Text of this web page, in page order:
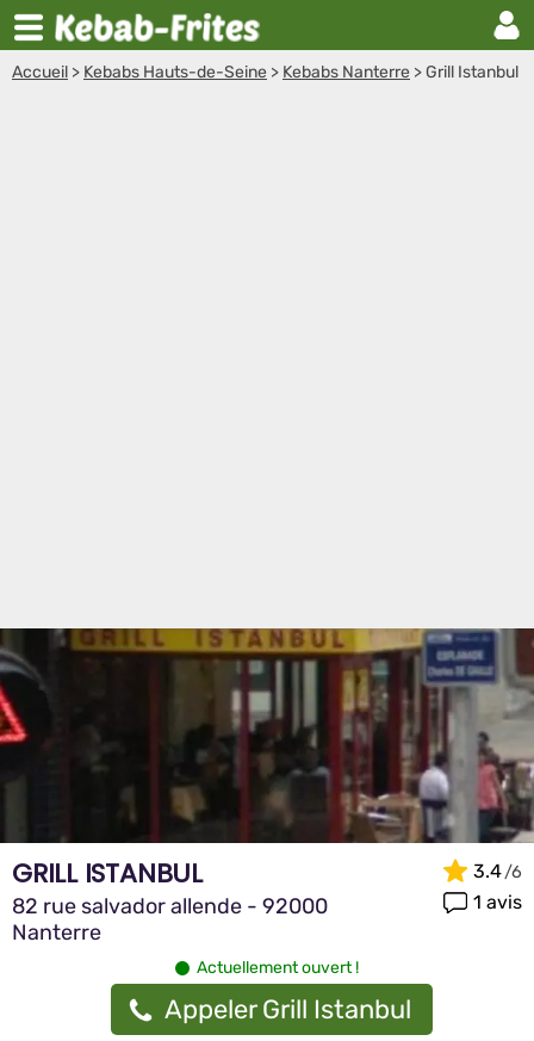
Accueil > Kebabs Hauts-de-Seine > Kebabs Nanterre >Grill Istanbul
GRILL ISTANBUL
82 rue salvador allende - 92000
Nanterre
3.4
1 avis
Actuellement ouvert !
Appeler Grill Istanbul